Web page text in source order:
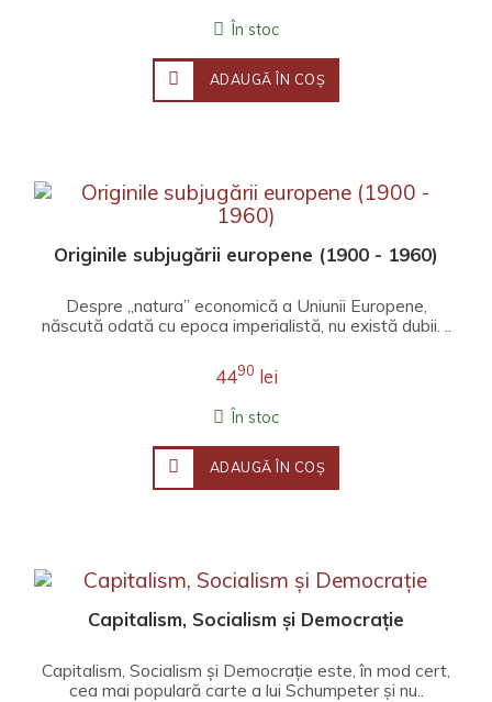
În stoc
ADAUGĂ ÎN COŞ
Originile subjugării europene (1900 - 1960)
Despre „natura” economică a Uniunii Europene,
născută odată cu epoca imperialistă, nu există dubii. ..
4490 lei
În stoc
ADAUGĂ ÎN COŞ
Capitalism, Socialism și Democrație
Capitalism, Socialism și Democrație este, în mod cert,
cea mai populară carte a lui Schumpeter și nu..